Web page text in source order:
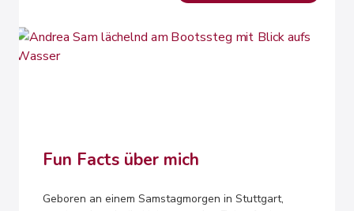
Fun Facts über mich
Geboren an einem Samstagmorgen in Stuttgart,